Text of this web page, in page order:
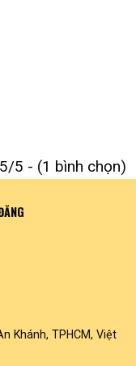
5/5 - (1 bình chọn)
Khánh, TPHCM, Việt